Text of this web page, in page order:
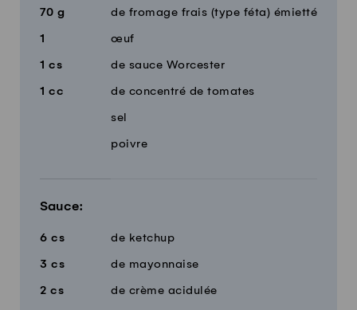
70 g de fromage frais (type féta) émietté
1 œuf
1 cs de sauce Worcester
1 cc de concentré de tomates
sel
poivre
Sauce:
6 cs de ketchup
3 cs de mayonnaise
2 cs de crème acidulée